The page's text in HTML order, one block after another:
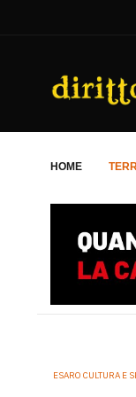
HOME
ESARO CULTURA E